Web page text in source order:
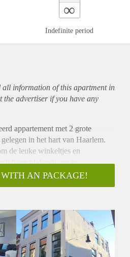
∞
Indefinite period
all information of this apartmentin
the advertiser if you have any
appartement met 2 grote
in het hart van Haarlem.
de leuke winkeltjes en
hoge plafonds, grote
en is recent gerenoveerd met
Het appartement is
eetkamer (ca. 6.90 x
en 4 hoge ramen met zitjes in de
AN PACKAGE!